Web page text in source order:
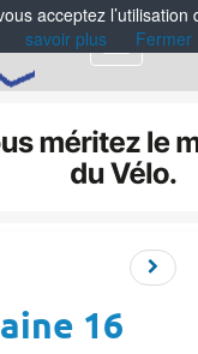
Menu
16
acceptez
savoir plus
Fermer